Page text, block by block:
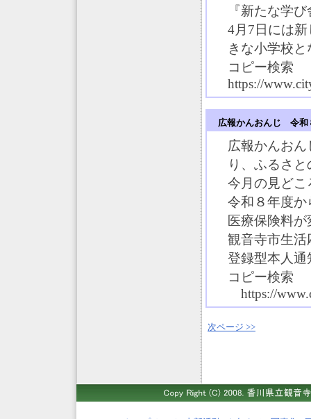
『新たな学
4月7日には
きな小学校
コピー検索
https://
広報かんおんじ 令
広報かんお
り、ふるさ
今月の見どこ
令和８年度
医療保険料
観音寺市生
登録型本人
コピー検索
https://
次ページ >>